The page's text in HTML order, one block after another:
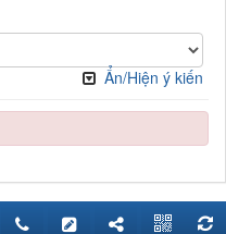
Ẩn/Hiện ý kiến